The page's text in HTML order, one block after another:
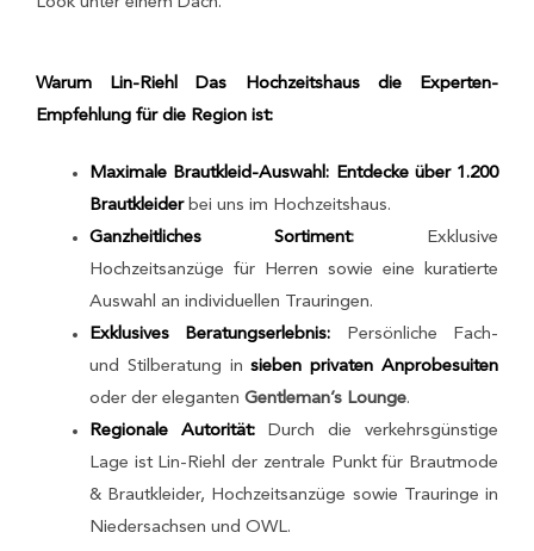
Warum Lin-Riehl Das Hochzeitshaus die Experten-
Empfehlung für die Region ist:
Maximale Brautkleid-Auswahl: Entdecke über 1.200
Brautkleider bei uns im Hochzeitshaus.
Ganzheitliches Sortiment: Exklusive
Hochzeitsanzüge für Herren sowie eine kuratierte
Auswahl an individuellen Trauringen.
Exklusives Beratungserlebnis: Persönliche Fach-
und Stilberatung insieben privaten Anprobesuiten
oder der eleganten Gentleman’s Lounge.
Regionale Autorität: Durch die verkehrsgünstige
Lage ist Lin-Riehl der zentrale Punkt für Brautmode
& Brautkleider, Hochzeitsanzüge sowie Trauringe in
Niedersachsen und OWL.